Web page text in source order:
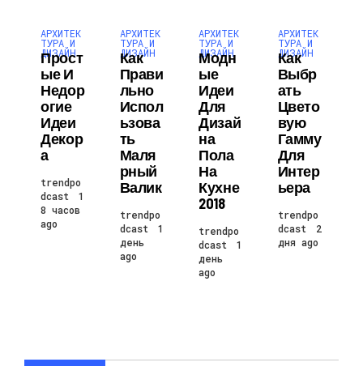
АРХИТЕК
ТУРА И
ДИЗАЙН
Прост
Ые И
Недор
Огие
Идеи
Декор
А
trendpo
dcast
1
8 часов
ago
АРХИТЕК
ТУРА И
ДИЗАЙН
Как
Прави
Льно
Испол
Ьзова
Ть
Маля
Рный
Валик
trendpo
dcast
1
день
ago
АРХИТЕК
ТУРА И
ДИЗАЙН
Модн
Ые
Идеи
Для
Дизай
На
Пола
На
Кухне
2018
trendpo
dcast
1
день
ago
АРХИТЕК
ТУРА И
ДИЗАЙН
Как
Выбр
Ать
Цвето
Вую
Гамму
Для
Интер
Ьера
trendpo
dcast
2
дня ago